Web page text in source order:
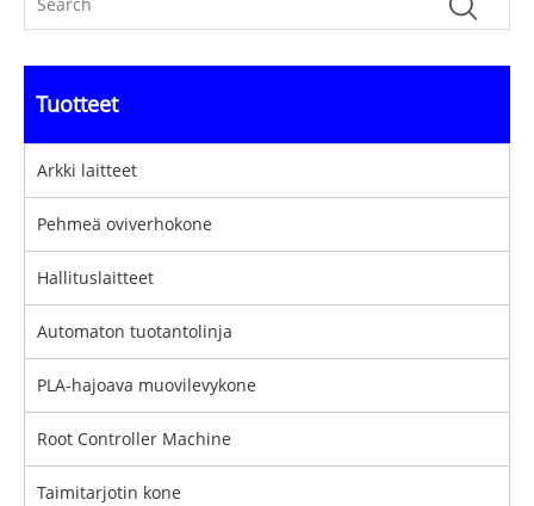
Tuotteet
Arkki laitteet
Pehmeä oviverhokone
Hallituslaitteet
Automaton tuotantolinja
PLA-hajoava muovilevykone
Root Controller Machine
Taimitarjotin kone